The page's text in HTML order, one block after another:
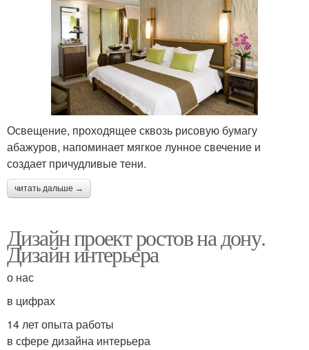
Освещение, проходящее сквозь рисовую бумагу
абажуров, напоминает мягкое лунное свечение и
создает причудливые тени.
читать дальше →
Дизайн проект ростов на дону.
Дизайн интерьера
о нас
в цифрах
14 лет опыта работы
в сфере дизайна интерьера